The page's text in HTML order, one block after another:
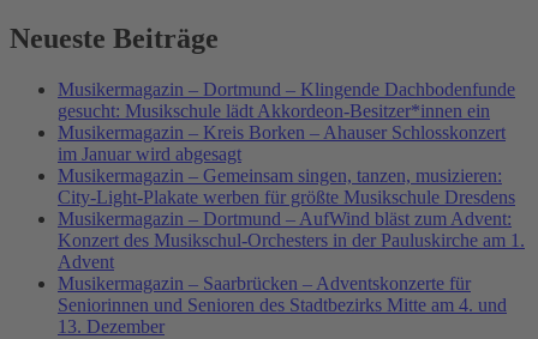
Neueste Beiträge
Musikermagazin – Dortmund – Klingende Dachbodenfunde
gesucht: Musikschule lädt Akkordeon-Besitzer*innen ein
Musikermagazin – Kreis Borken – Ahauser Schlosskonzert
im Januar wird abgesagt
Musikermagazin – Gemeinsam singen, tanzen, musizieren:
City-Light-Plakate werben für größte Musikschule Dresdens
Musikermagazin – Dortmund – AufWind bläst zum Advent:
Konzert des Musikschul-Orchesters in der Pauluskirche am 1.
Advent
Musikermagazin – Saarbrücken – Adventskonzerte für
Seniorinnen und Senioren des Stadtbezirks Mitte am 4. und
13. Dezember